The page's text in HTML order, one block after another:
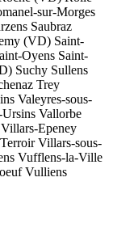
sur-Morges
Saubraz
(VD) Saint-
Oyens Saint-
Suchy Sullens
Trey
Valeyres-sous-
Ursins Vallorbe
Villars-Epeney
Villars-sous-
Vufflens-la-Ville
Vulliens